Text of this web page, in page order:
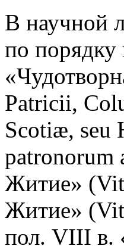
В научной
по
Patricii,
Scotiæ, seu
patronorum
Житие»
Житие»
пол. VIII в.